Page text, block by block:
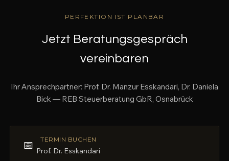
PERFEKTION IST PLANBAR
Jetzt Beratungsgespräch
vereinbaren
Ihr Ansprechpartner: Prof. Dr. Manzur Esskandari, Dr. Daniela
Bick — REB Steuerberatung GbR, Osnabrück
📅 TERMIN BUCHEN
Prof. Dr. Esskandari